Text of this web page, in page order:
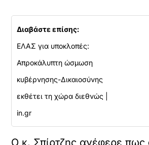
Διαβάστε επίσης:
ΕΛΑΣ για υποκλοπές:
Απροκάλυπτη ώσμωση
κυβέρνησης-Δικαιοσύνης
εκθέτει τη χώρα διεθνώς |
in.gr
Ο κ. Σπίρτζης ανέφερε πως